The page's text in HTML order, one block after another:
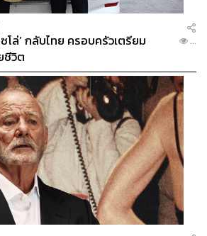
196
ABOUT THE AUTHOR
อนุชิต ไกรวิจิตร
Content Creator ประจำกองบรรณาธิการข่าว
กีฬา สำนักข่าว THE STANDARD ผู้มีงาน
อดิเรกคือการสัมภาษณ์ BNK48
โล่’ กลับไทย ครอบครัวเตรียม
ชีวิต
...